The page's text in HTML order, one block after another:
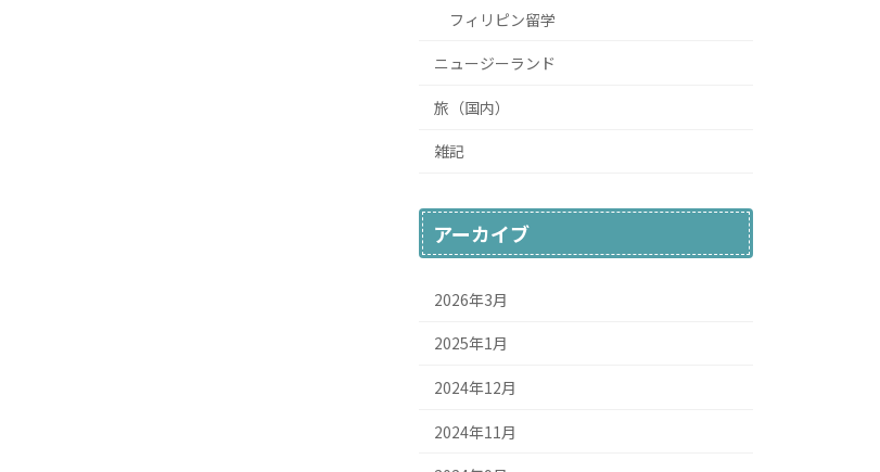
フィリピン留学
ニュージーランド
旅（国内）
雑記
アーカイブ
2026年3月
2025年1月
2024年12月
2024年11月